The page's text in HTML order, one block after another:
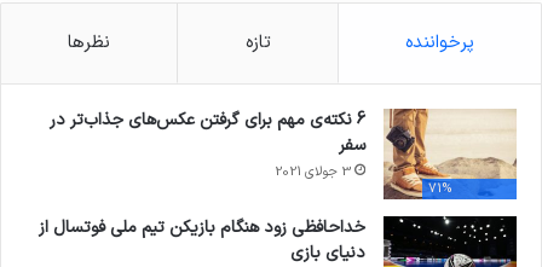
پرخواننده تازه نظرها
71%
6 نکته‌ی مهم برای گرفتن عکس‌های جذاب‌تر در
سفر
3 جولای 2021
خداحافظی زود هنگام بازیکن تیم ملی فوتسال از
دنیای بازی